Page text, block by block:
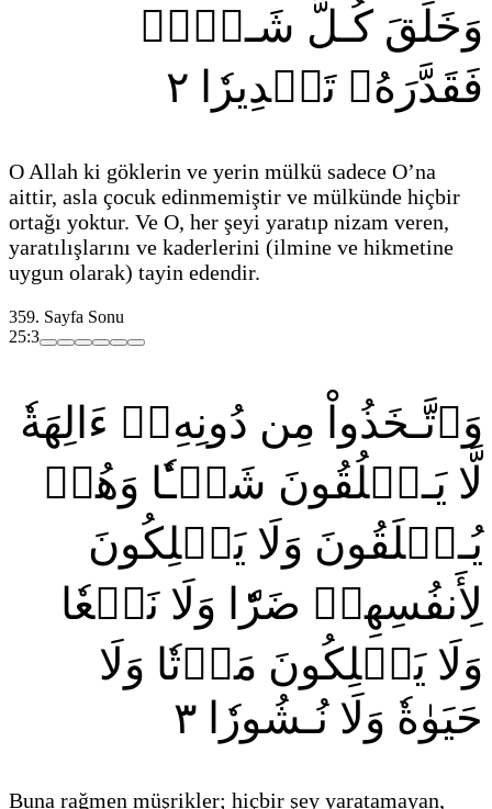
وَخَلَقَ كُـلَّ شَـيۡءٖ
فَقَدَّرَهُۥ تَقۡدِيرٗا ٢
O Allah ki göklerin ve yerin mülkü sadece O’na
aittir, asla çocuk edinmemiştir ve mülkünde hiçbir
ortağı yoktur. Ve O, her şeyi yaratıp nizam veren,
yaratılışlarını ve kaderlerini (ilmine ve hikmetine
uygun olarak) tayin edendir.
359. Sayfa Sonu
25:3
وَٱتَّـخَذُواْ مِن دُونِهِۦٓ ءَالِهَةٗ
لَّا يَـخۡلُقُونَ شَيۡـٔٗا وَهُمۡ
يُـخۡلَقُونَ وَلَا يَمۡلِكُونَ
لِأَنفُسِهِمۡ ضَرّٗا وَلَا نَفۡعٗا
وَلَا يَمۡلِكُونَ مَوۡتٗا وَلَا
حَيَوٰةٗ وَلَا نُـشُورٗا ٣
Buna rağmen müşrikler; hiçbir şey yaratamayan,